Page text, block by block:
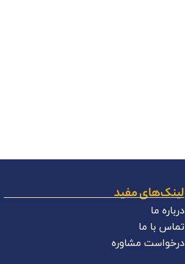
لینک‌های مفید
درباره ما
تماس با ما
درخواست مشاوره